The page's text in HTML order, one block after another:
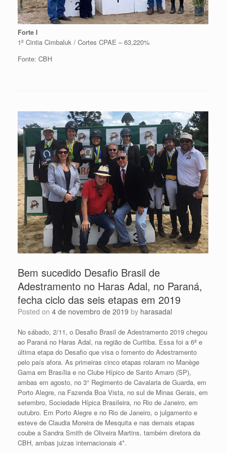
Forte I
1º Cintia Cimbaluk / Cortes CPAE – 63,220%
Fonte: CBH
Bem sucedido Desafio Brasil de
Adestramento no Haras Adal, no Paraná,
fecha ciclo das seis etapas em 2019
Posted on 4 de novembro de 2019 by harasadal
No sábado, 2/11, o Desafio Brasil de Adestramento 2019 chegou
ao Paraná no Haras Adal, na região de Curitiba. Essa foi a 6ª e
última etapa do Desafio que visa o fomento do Adestramento
pelo país afora. As primeiras cinco etapas rolaram no Manège
Gama em Brasília e no Clube Hípico de Santo Amaro (SP),
ambas em agosto, no 3° Regimento de Cavalaria de Guarda, em
Porto Alegre, na Fazenda Boa Vista, no sul de Minas Gerais, em
setembro, Sociedade Hípica Brasileira, no Rio de Janeiro, em
outubro. Em Porto Alegre e no Rio de Janeiro, o julgamento e
esteve de Claudia Moreira de Mesquita e nas demais etapas
coube a Sandra Smith de Oliveira Martins, também diretora da
CBH, ambas juizas internacionais 4*.